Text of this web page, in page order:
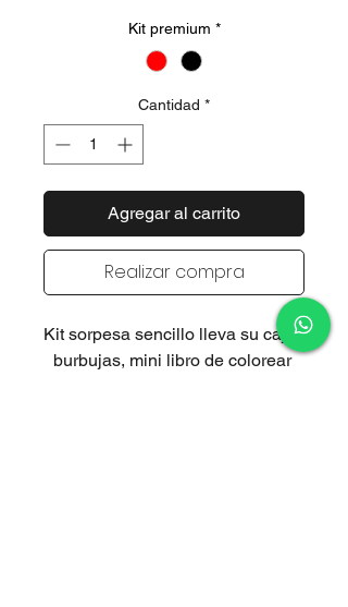
Kit premium *
Cantidad *
Agregar al carrito
Realizar compra
Kit sorpesa sencillo lleva su caja,
burbujas, mini libro de colorear